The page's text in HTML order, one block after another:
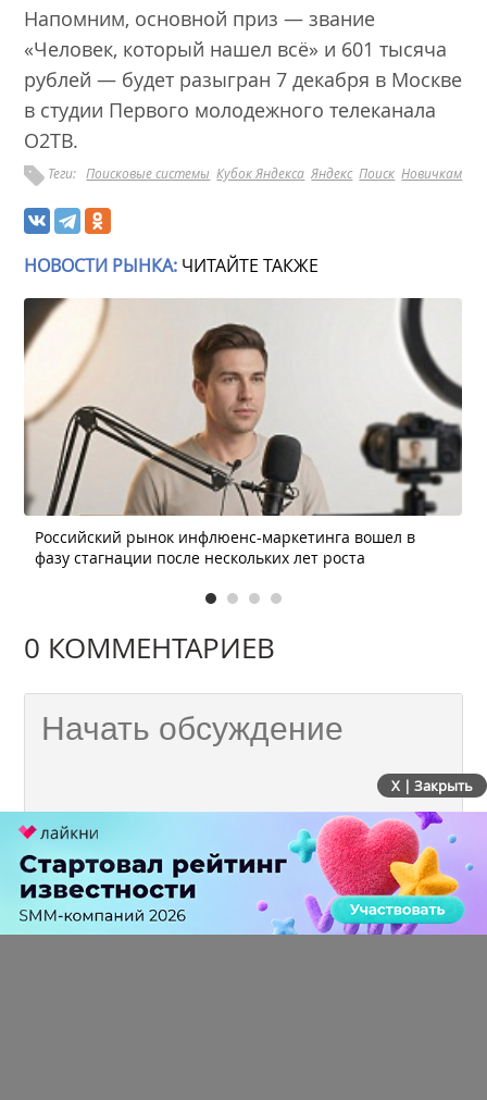
Напомним, основной приз — звание
«Человек, который нашел всё» и 601 тысяча
рублей — будет разыгран 7 декабря в Москве
в студии Первого молодежного телеканала
О2ТВ.
Теги: Поисковые системы Кубок Яндекса Яндекс Поиск Новичкам
НОВОСТИ РЫНКА: ЧИТАЙТЕ ТАКЖЕ
Российский рынок инфлюенс-маркетинга вошел в
фазу стагнации после нескольких лет роста
0 КОММЕНТАРИЕВ
X | Закрыть